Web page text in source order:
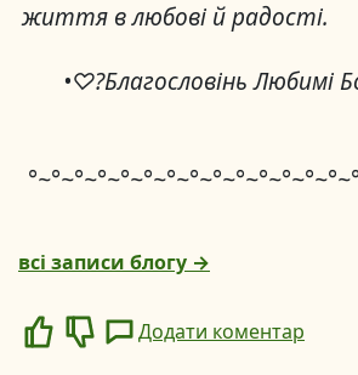
життя в любові й радості.
•♡?Благословінь Любимі
всі записи блогу →
LikeDislike
Додати коментар